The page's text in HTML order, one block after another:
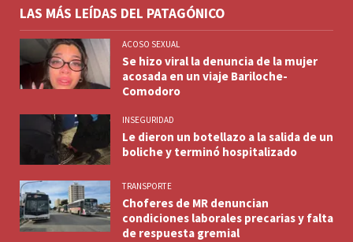
LAS MÁS LEÍDAS DEL PATAGÓNICO
ACOSO SEXUAL
Se hizo viral la denuncia de la mujer
acosada en un viaje Bariloche-
Comodoro
INSEGURIDAD
Le dieron un botellazo a la salida de un
boliche y terminó hospitalizado
TRANSPORTE
Choferes de MR denuncian
condiciones laborales precarias y falta
de respuesta gremial